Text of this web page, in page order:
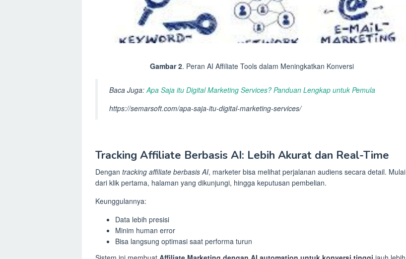
Gambar 2. Peran AI Affiliate Tools dalam Meningkatkan Konversi
Baca Juga:Apa Saja itu Digital Marketing Services? Panduan Lengkap untuk Pemula
https://semarsoft.com/apa-saja-itu-digital-marketing-services/
Tracking Affiliate Berbasis AI: Lebih Akurat dan Real-Time
Dengan tracking affiliate berbasis AI, marketer bisa melihat perjalanan audiens secara detail. Mulai
dari klik pertama, halaman yang dikunjungi, hingga keputusan pembelian.
Keunggulannya:
Data lebih presisi
Minim human error
Bisa langsung optimasi saat performa turun